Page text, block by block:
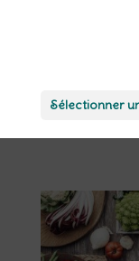
Sélectionner